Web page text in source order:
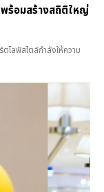
พร้อมสร้างสถิติใหญ่
ไลฟ์สไตล์กำลังให้ความ